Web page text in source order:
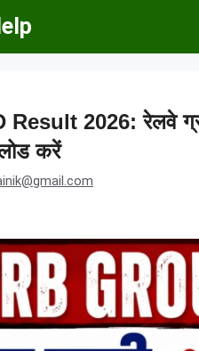
2026: रेलवे
करें